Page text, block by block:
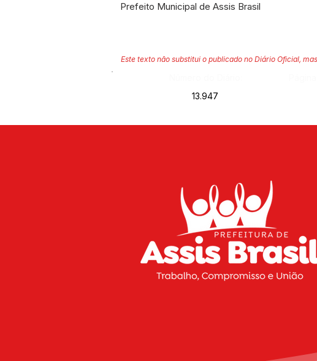
Prefeito Municipal de Assis Brasil
Este texto não substitui o publicado no Diário Oficial,
13.947